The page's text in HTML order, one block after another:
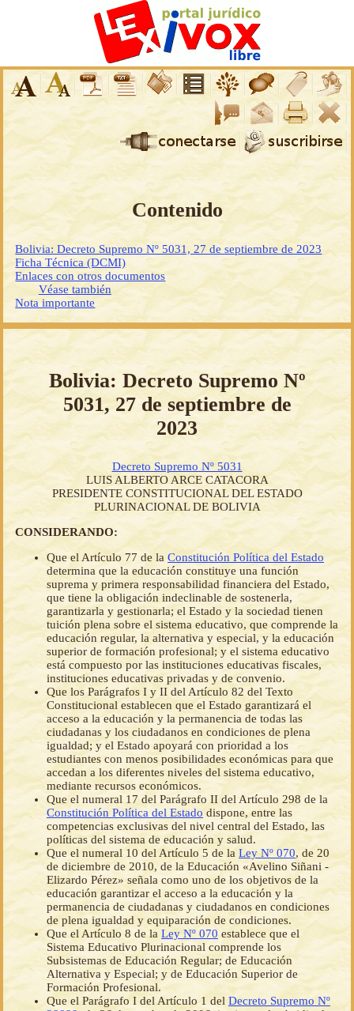
Contenido
Bolivia: Decreto Supremo Nº 5031, 27 de septiembre de 2023
Ficha Técnica (DCMI)
Enlaces con otros documentos
Véase también
Nota importante
Bolivia: Decreto Supremo Nº
5031, 27 de septiembre de
2023
Decreto Supremo Nº 5031
LUIS ALBERTO ARCE CATACORA
PRESIDENTE CONSTITUCIONAL DEL ESTADO
PLURINACIONAL DE BOLIVIA
CONSIDERANDO:
Que el Artículo 77 de la Constitución Política del Estado
determina que la educación constituye una función
suprema y primera responsabilidad financiera del Estado,
que tiene la obligación indeclinable de sostenerla,
garantizarla y gestionarla; el Estado y la sociedad tienen
tuición plena sobre el sistema educativo, que comprende la
educación regular, la alternativa y especial, y la educación
superior de formación profesional; y el sistema educativo
está compuesto por las instituciones educativas fiscales,
instituciones educativas privadas y de convenio.
Que los Parágrafos I y II del Artículo 82 del Texto
Constitucional establecen que el Estado garantizará el
acceso a la educación y la permanencia de todas las
ciudadanas y los ciudadanos en condiciones de plena
igualdad; y el Estado apoyará con prioridad a los
estudiantes con menos posibilidades económicas para que
accedan a los diferentes niveles del sistema educativo,
mediante recursos económicos.
Que el numeral 17 del Parágrafo II del Artículo 298 de la
Constitución Política del Estado dispone, entre las
competencias exclusivas del nivel central del Estado, las
políticas del sistema de educación y salud.
Que el numeral 10 del Artículo 5 de la Ley Nº 070, de 20
de diciembre de 2010, de la Educación «Avelino Siñani -
Elizardo Pérez» señala como uno de los objetivos de la
educación garantizar el acceso a la educación y la
permanencia de ciudadanas y ciudadanos en condiciones
de plena igualdad y equiparación de condiciones.
Que el Artículo 8 de la Ley Nº 070 establece que el
Sistema Educativo Plurinacional comprende los
Subsistemas de Educación Regular; de Educación
Alternativa y Especial; y de Educación Superior de
Formación Profesional.
Que el Parágrafo I del Artículo 1 del Decreto Supremo Nº